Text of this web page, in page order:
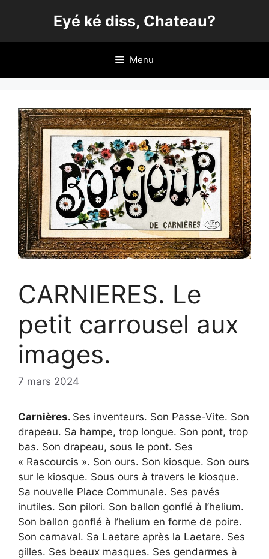
Eyé ké diss, Chateau?
Menu
CARNIERES. Le
petit carrousel aux
images.
7 mars 2024
Carnières. Ses inventeurs. Son Passe-Vite. Son
drapeau. Sa hampe, trop longue. Son pont, trop
bas. Son drapeau, sous le pont. Ses
« Rascourcis ». Son ours. Son kiosque. Son ours
sur le kiosque. Sous ours à travers le kiosque.
Sa nouvelle Place Communale. Ses pavés
inutiles. Son pilori. Son ballon gonflé à l’helium.
Son ballon gonflé à l’helium en forme de poire.
Son carnaval. Sa Laetare après la Laetare. Ses
gilles. Ses beaux masques. Ses gendarmes à